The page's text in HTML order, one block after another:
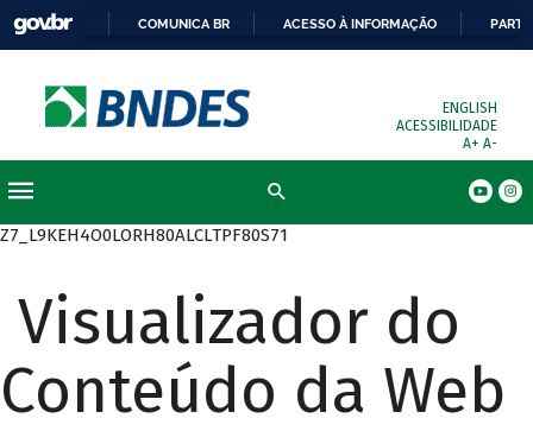
COMUNICA BR ACESSO À INFORMAÇÃO
ENGLISH
ACESSIBILIDADE
A+ A-
Z7_L9KEH4O0LORH80ALCLTPF80S71
Visualizador do
Conteúdo da Web